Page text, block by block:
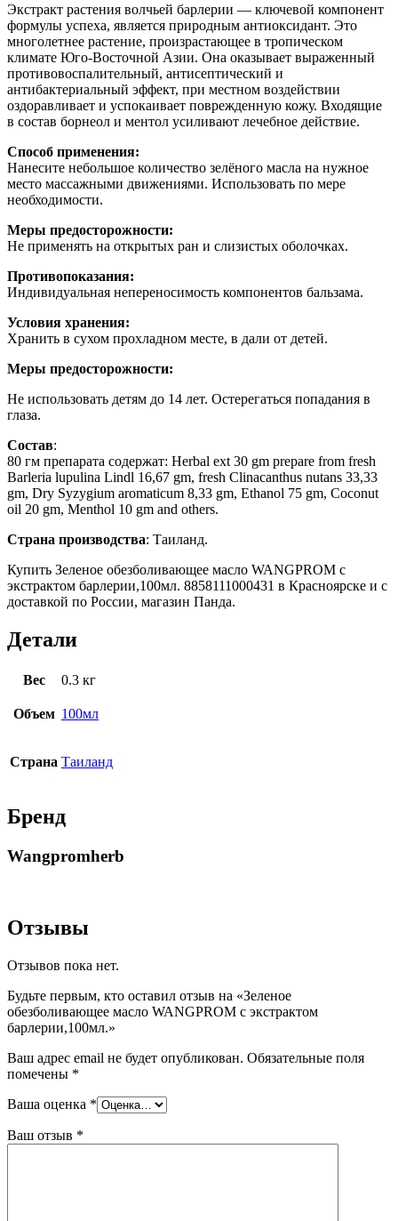
Экстракт растения волчьей барлерии — ключевой компонент
формулы успеха, является природным антиоксидант. Это
многолетнее растение, произрастающее в тропическом
климате Юго-Восточной Азии. Она оказывает выраженный
противовоспалительный, антисептический и
антибактериальный эффект, при местном воздействии
оздоравливает и успокаивает поврежденную кожу. Входящие
в состав борнеол и ментол усиливают лечебное действие.
Способ применения:
Нанесите небольшое количество зелёного масла на нужное
место массажными движениями. Использовать по мере
необходимости.
Меры предосторожности:
Не применять на открытых ран и слизистых оболочках.
Противопоказания:
Индивидуальная непереносимость компонентов бальзама.
Условия хранения:
Хранить в сухом прохладном месте, в дали от детей.
Меры предосторожности:
Не использовать детям до 14 лет. Остерегаться попадания в
глаза.
Состав:
80 гм препарата содержат: Herbal ext 30 gm prepare from fresh
Barleria lupulina Lindl 16,67 gm, fresh Clinacanthus nutans 33,33
gm, Dry Syzygium aromaticum 8,33 gm, Ethanol 75 gm, Coconut
oil 20 gm, Menthol 10 gm and others.
Страна производства: Таиланд.
Купить Зеленое обезболивающее масло WANGPROM с
экстрактом барлерии,100мл. 8858111000431 в Красноярске и с
доставкой по России, магазин Панда.
Детали
Вес 0.3 кг
Объем 100мл
Страна Таиланд
Бренд
Wangpromherb
Отзывы
Отзывов пока нет.
Будьте первым, кто оставил отзыв на «Зеленое
обезболивающее масло WANGPROM с экстрактом
барлерии,100мл.»
Ваш адрес email не будет опубликован. Обязательные поля
помечены *
Ваша оценка *
Ваш отзыв *